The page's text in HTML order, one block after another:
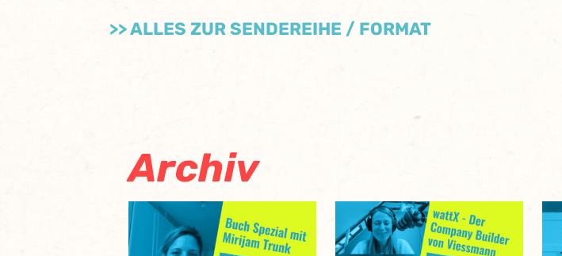
>> ALLES ZUR SENDEREIHE / FORMAT
Archiv